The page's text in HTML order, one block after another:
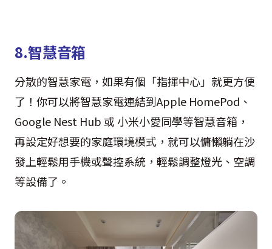
8.智慧音箱
分散的智慧家電，如果有個「指揮中心」就更方便
了！你可以將智慧家電連結到Apple HomePod、
Google Nest Hub 或 小米小愛同學等智慧音箱，
再設定好想要的家庭環境模式，就可以慵懶躺在沙
發上輕鬆用手機或聲控系統，輕鬆調整燈光、空調
等設備了。